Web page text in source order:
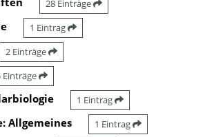
28 Einträge
1 Eintrag
2 Einträge
Einträge
1 Eintrag
Allgemeines 1 Eintrag